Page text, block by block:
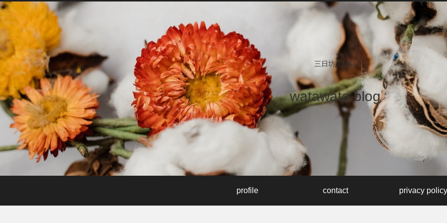
三日坊主記録
watawata.blog
profile contact privacy policy